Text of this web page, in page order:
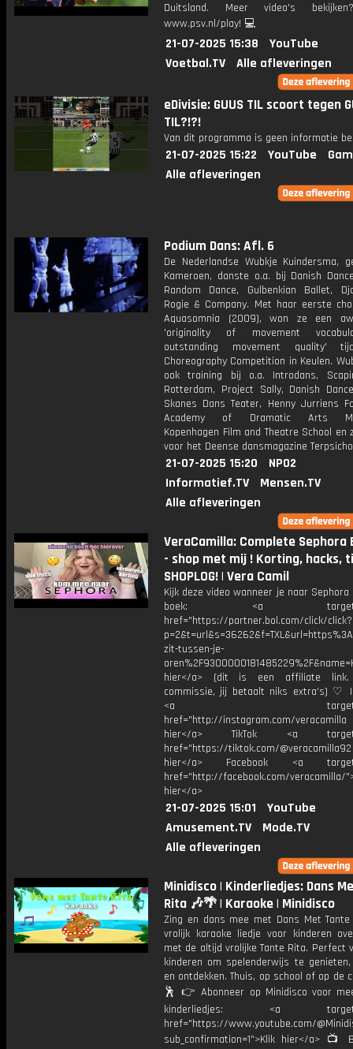
Duitsland. Meer video's
www.psv.nl/play! 💻
21-07-2025 15:38
YouTube
Voetbal.TV
Alle afleveringen
eDivisie: GUUS TIL scoort tegen
TIL?!?!
Van dit programma is geen informatie
21-07-2025 15:22 YouTube
Alle afleveringen
Podium Dans: Afl. 6
De Nederlandse Wubkje Kuindersma,
Kameroen, danste o.a. bij Danish
Random Dance, Gulbenkian Ballet,
Rogie & Company. Met haar eerste
Aquasomnia (2009), won ze een
'originality of movement
outstanding movement quality'
Choreography Competition in Keulen.
ook training bij o.a. Introdans,
Rotterdam, Project Sally, Danish
Skanes Dans Teater, Henny Jurriens
Academy of Dramatic Arts
Kopenhagen Film and Theatre School
voor het Deense dansmagazine
21-07-2025 15:20
NPO2
Informatief.TV
Mensen.TV
Alle afleveringen
VeraCamilla: Complete Sephora
- shop met mij ! Korting, hacks,
SHOPLOG! | Vera Camil
Kijk deze video wanneer je naar Sephora
boek: <a
href="https://partner.bol.com/click/click?
zit-tussen-je-
hier</a> (dit is een affiliate
commissie, jij betaalt niks extra's) ♡
<a
href="http://instagram.com/
hier</a> TikTok <a
href="https://tiktok.com/
hier</a> Facebook <a
href="http://facebook.com/veracamilla/
hier</a>
21-07-2025 15:01
YouTube
Amusement.TV
Mode.TV
Alle afleveringen
Minidisco | Kinderliedjes: Dans
Rita 🎶🌴 | Karaoke | Minidisco
Zing en dans mee met Dans Met Tante
vrolijk karaoke liedje voor kinderen
met de altijd vrolijke Tante Rita. Perfect
kinderen om spelenderwijs te
en ontdekken. Thuis, op school of op de
🕺 👉 Abonneer op Minidisco voor
kinderliedjes: <a
href="https://www.youtube.com/
sub_confirmation=1">Klik hier</a> 📺